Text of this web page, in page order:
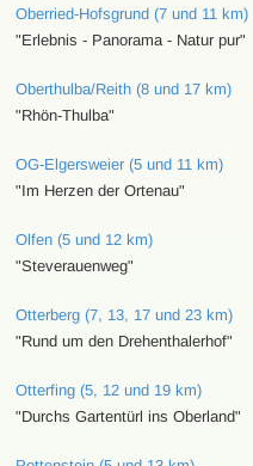
Oberried-Hofsgrund (7 und 11 km)
"Erlebnis - Panorama - Natur pur"
Oberthulba/Reith (8 und 17 km)
"Rhön-Thulba"
OG-Elgersweier (5 und 11 km)
"Im Herzen der Ortenau"
Olfen (5 und 12 km)
"Steverauenweg"
Otterberg (7, 13, 17 und 23 km)
"Rund um den Drehenthalerhof"
Otterfing (5, 12 und 19 km)
"Durchs Gartentürl ins Oberland"